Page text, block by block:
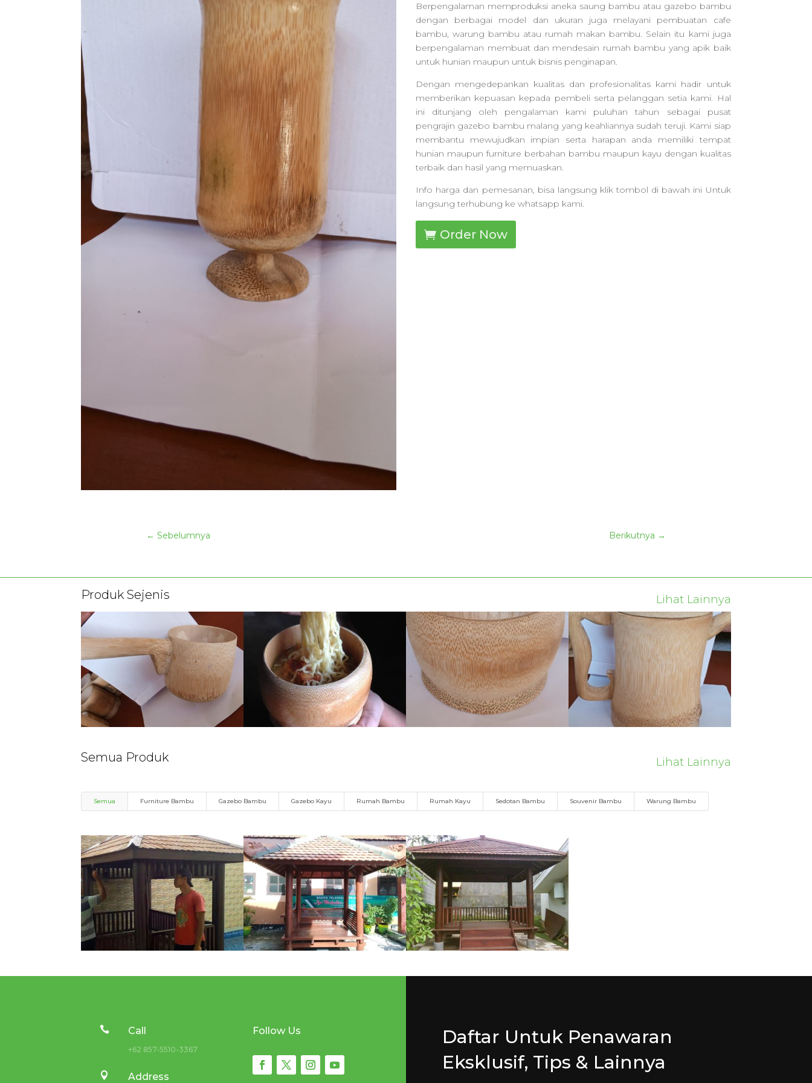
Berpengalaman memproduksi aneka saung bambu atau gazebo bambu
dengan berbagai model dan ukuran juga melayani pembuatan cafe
bambu, warung bambu atau rumah makan bambu. Selain itu kami juga
berpengalaman membuat dan mendesain rumah bambu yang apik baik
untuk hunian maupun untuk bisnis penginapan.
Dengan mengedepankan kualitas dan profesionalitas kami hadir untuk
memberikan kepuasan kepada pembeli serta pelanggan setia kami. Hal
ini ditunjang oleh pengalaman kami puluhan tahun sebagai pusat
pengrajin gazebo bambu malang yang keahliannya sudah teruji. Kami siap
membantu mewujudkan impian serta harapan anda memiliki tempat
hunian maupun furniture berbahan bambu maupun kayu dengan kualitas
terbaik dan hasil yang memuaskan.
Info harga dan pemesanan, bisa langsung klik tombol di bawah ini Untuk
langsung terhubung ke whatsapp kami.
Order Now
← Sebelumnya Berikutnya →
Produk Sejenis Lihat Lainnya
Semua Produk Lihat Lainnya
Semua Furniture Bambu Gazebo Bambu Gazebo Kayu Rumah Bambu Rumah Kayu Sedotan Bambu Souvenir Bambu Warung Bambu
 Call
+62 857-5510-3367
 Address
Follow Us
Daftar Untuk Penawaran
Eksklusif, Tips & Lainnya